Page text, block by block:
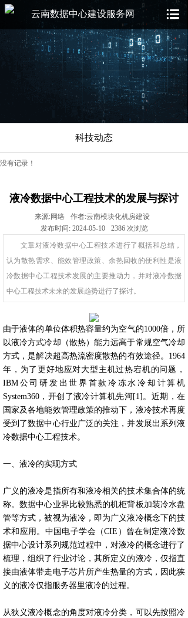
科技动态
没有记录！
液冷数据中心工程技术的发展与探讨
来源:网络 作者:云南模块化机房建设
发布时间: 2024-05-10 2386 次浏览
文章对液冷数据中心工程技术进行了概括和总结，
认为散热需求、能效管理政策、余热回收的便利性是液
冷数据中心工程技术发展的主要推动力，并对液冷数据
中心工程技术未来的发展趋势进行了探讨。
由于液体的单位体积热容量约为空气的1000倍，所
以液冷方式冷却（散热）能力远高于常规空气冷却
方式，是解决超高热流密度散热的有效途径。1964
年，为了更好地应对大型主机过热宕机的问题，
IBM公司研发出世界首款冷冻水冷却计算机
System360，开创了液冷计算机先河[1]。近期，在
国家及各地能效管理政策的推动下，液冷技术再度
受到了数据中心行业广泛的关注，并发展出系列液
冷数据中心工程技术。
一、液冷的实现方式
广义的液冷是指所有和液冷相关的技术集合体的统
称。数据中心业界比较熟悉的机柜背板加装冷水盘
管等方式，被视为液冷，即为广义液冷概念下的技
术和应用。中国电子学会（CIE）曾在制定液冷数
据中心设计系列规范过程中，对液冷的概念进行了
梳理，组织了行业讨论，其所定义的液冷，仅指直
接由液体带走电子芯片所产生热量的方式，因此狭
义的液冷仅指服务器里液冷的过程。
从狭义液冷概念的角度对液冷分类，可以先按照冷
云南数据中心建设服务网